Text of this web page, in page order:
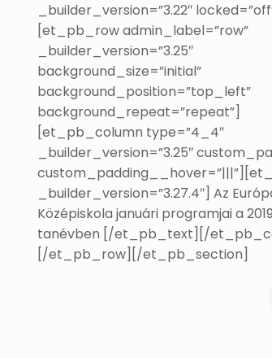
_builder_version=”3.22″
[et_pb_row admin_label=”row”
_builder_version=”3.25″
background_size=”initial”
background_position=”top_left”
background_repeat=”repeat”]
[et_pb_column type=”4_4″
_builder_version=”3.25″
_builder_version=”3.27.4″] Az
Középiskola januári programjai a
tanévben [/et_pb_text][/
[/et_pb_row][/et_pb_section]